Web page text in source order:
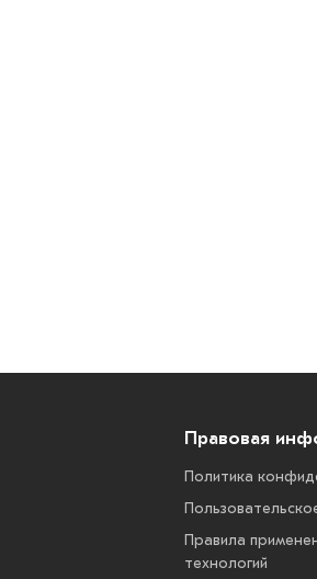
Правовая
Политика
Правила
технологий